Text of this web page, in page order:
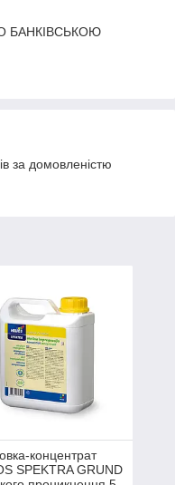
БАНКІВСЬКОЮ
за домовленістю
концентрат
SPEKTRA GRUND